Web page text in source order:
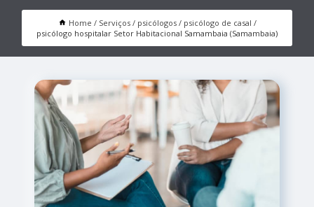
Home Serviços psicólogos
psicólogo de casal
psicólogo hospitalar Setor Habitacional Samambaia (Samambaia)